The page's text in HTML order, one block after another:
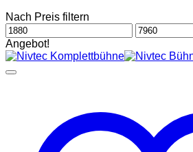
Nach Preis filtern
Min.
Preis
Max.
Preis
Angebot!